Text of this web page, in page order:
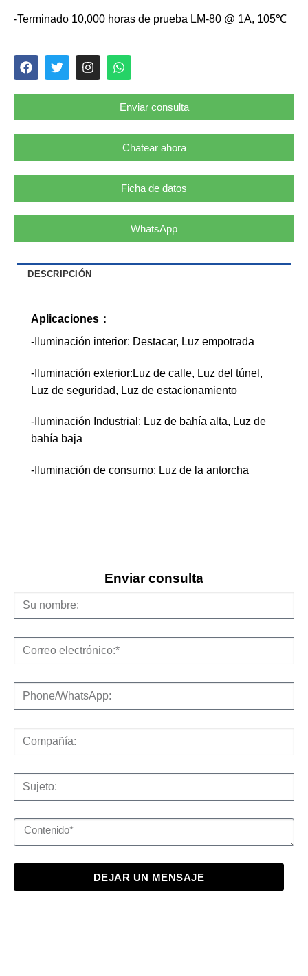
-Terminado 10,000 horas de prueba LM-80 @ 1A, 105℃
Enviar consulta
Chatear ahora
Ficha de datos
WhatsApp
DESCRIPCIÓN
Aplicaciones：
-Iluminación interior: Destacar, Luz empotrada
-Iluminación exterior:Luz de calle, Luz del túnel,
Luz de seguridad, Luz de estacionamiento
-Iluminación Industrial: Luz de bahía alta, Luz de
bahía baja
-Iluminación de consumo: Luz de la antorcha
Enviar consulta
DEJAR UN MENSAJE